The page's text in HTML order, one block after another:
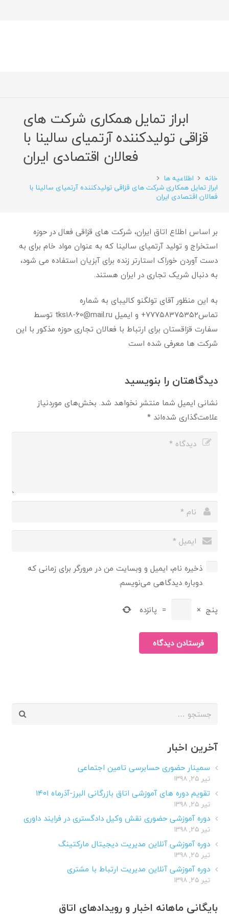
ابراز تمایل همکاری شرکت های
قزاقی تولیدکننده آرتمیای سالینا با
فعالان اقتصادی ایران
خانه اطلاعیه ها
ابراز تمایل همکاری شرکت های قزاقی تولیدکننده آرتمیای سالینا با
فعالان اقتصادی ایران
بر اساس اطلاع اتاق ایران، شرکت های قزاقی فعال در حوزه
استخراج و تولید آرتمیای سالینا که به عنوان مواد خام برای به
دست آوردن خوراک استارتر زنده برای آبزیان استفاده می شود،
به دنبال شریک تجاری در ایران هستند.
به این منظور آقای تولگنو کالیبای به شماره
تماس۷۷۷۵۸۳۷۵۳۵۲+ و ایمیل tks18-60@mail.ru توسط
سفارت قزاقستان برای ارتباط با فعالان تجاری حوزه مذکور با این
شرکت ها معرفی شده است
دیدگاهتان را بنویسید
نشانی ایمیل شما منتشر نخواهد شد. بخش‌های موردنیاز
علامت‌گذاری شده‌اند*
ذخیره نام، ایمیل و وبسایت من در مرورگر برای زمانی که
دوباره دیدگاهی می‌نویسم.
پنج ×
= پانزده
فرستادن دیدگاه
جستجو
آخرین اخبار
سمینار حضوری حسابرسی تامین اجتماعی
تیر ۲۵, ۱۳۹۸
تقویم دوره های آموزشی اتاق بازرگانی البرز-آذرماه ۱۴۰۱
تیر ۲۵, ۱۳۹۸
دوره آموزشی حضوری نقش وکیل دادگستری در فرایند داوری
تیر ۲۵, ۱۳۹۸
دوره آموزشی آنلاین مدیریت دیجیتال مارکتینگ
تیر ۲۵, ۱۳۹۸
دوره آموزشی آنلاین مدیریت ارتباط با مشتری
تیر ۲۵, ۱۳۹۸
بایگانی ماهانه اخبار و رویدادهای اتاق